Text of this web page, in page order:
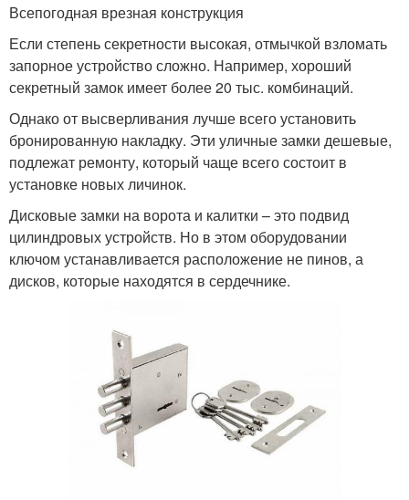
Всепогодная врезная конструкция
Если степень секретности высокая, отмычкой взломать
запорное устройство сложно. Например, хороший
секретный замок имеет более 20 тыс. комбинаций.
Однако от высверливания лучше всего установить
бронированную накладку. Эти уличные замки дешевые,
подлежат ремонту, который чаще всего состоит в
установке новых личинок.
Дисковые замки на ворота и калитки – это подвид
цилиндровых устройств. Но в этом оборудовании
ключом устанавливается расположение не пинов, а
дисков, которые находятся в сердечнике.